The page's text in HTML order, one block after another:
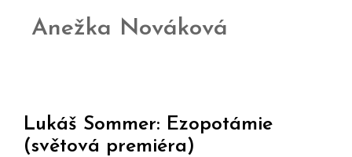
Anežka Nováková
Lukáš Sommer: Ezopotámie
(světová premiéra)